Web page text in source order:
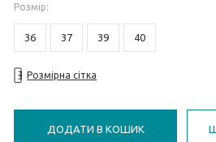
Розмiр:
36 37 39 40
Розмірна сітка
ДОДАТИ В КОШИК